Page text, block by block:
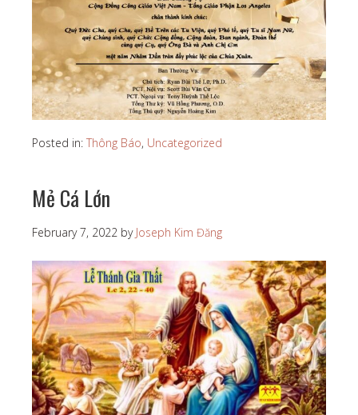
Posted in: Thông Báo, Uncategorized
Mẻ Cá Lớn
February 7, 2022 by Joseph Kim Đăng